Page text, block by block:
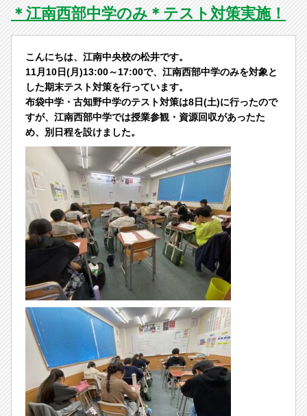
＊江南西部中学のみ＊テスト対策実施！
こんにちは、江南中央校の松井です。
11月10日(月)13:00～17:00で、江南西部中学のみを対象と
した期末テスト対策を行っています。
布袋中学・古知野中学のテスト対策は8日(土)に行ったので
すが、江南西部中学では授業参観・資源回収があったた
め、別日程を設けました。